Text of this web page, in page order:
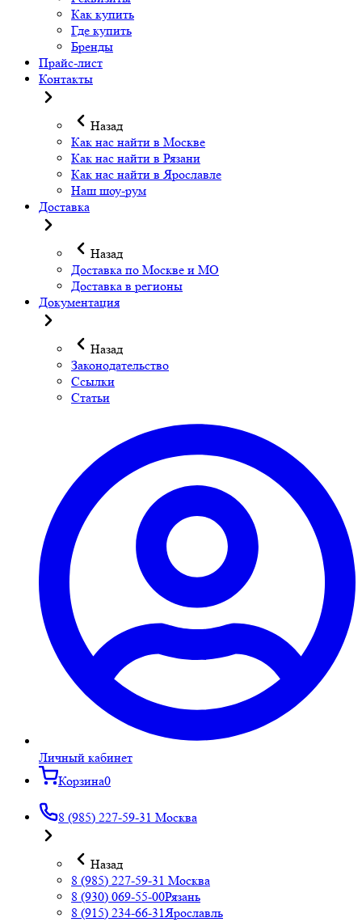
Как купить
Где купить
Бренды
Прайс-лист
Контакты
Назад
Как нас найти в Москве
Как нас найти в Рязани
Как нас найти в Ярославле
Наш шоу-рум
Доставка
Назад
Доставка по Москве и МО
Доставка в регионы
Документация
Назад
Законодательство
Ссылки
Статьи
Личный кабинет
Корзина0
8 (985) 227-59-31 Москва
Назад
8 (985) 227-59-31 Москва
8 (930) 069-55-00Рязань
8 (915) 234-66-31Ярославль